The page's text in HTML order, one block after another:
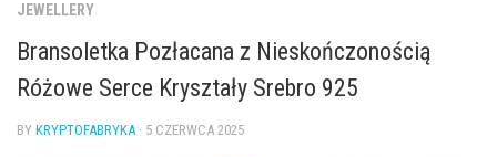
JEWELLERY
Bransoletka Pozłacana z Nieskończonością
Różowe Serce Kryształy Srebro 925
BY KRYPTOFABRYKA · 5 CZERWCA 2025